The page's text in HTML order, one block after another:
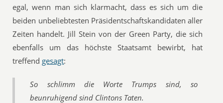
egal, wenn man sich klarmacht, dass es sich um die
beiden unbeliebtesten Präsidentschaftskandidaten aller
Zeiten handelt. Jill Stein von der Green Party, die sich
ebenfalls um das höchste Staatsamt bewirbt, hat
treffend gesagt:
So schlimm die Worte Trumps sind, so
beunruhigend sind Clintons Taten.